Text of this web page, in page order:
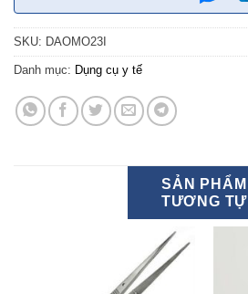
SKU: DAOMO23I
Danh mục: Dụng cụ y tế
SẢN PHẨM
TƯƠNG TỰ